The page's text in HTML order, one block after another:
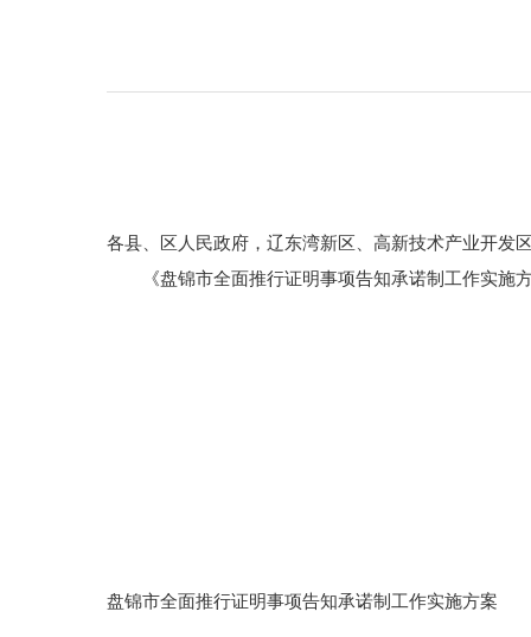
各县、区人民政府，辽东湾新区、高新技术产业开发
《盘锦市全面推行证明事项告知承诺制工作实施
盘锦市全面推行证明事项告知承诺制工作实施方案